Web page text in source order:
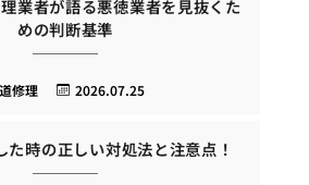
業者が語る悪徳業者を見抜くた
めの判断基準
2026.07.25
修理
た時の正しい対処法と注意点！